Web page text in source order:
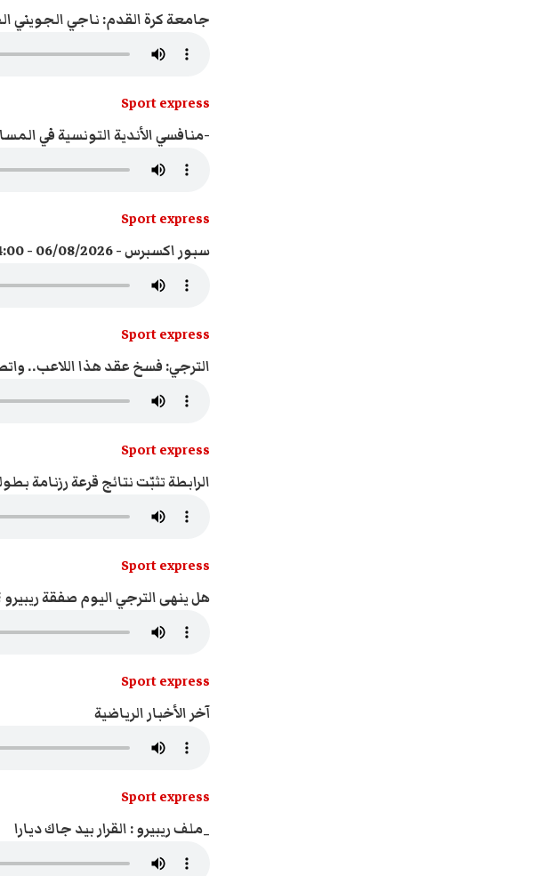
جامعة كرة القدم: ناجي الجويني
Sport express
-منافسي الأندية التونسية في
Sport express
سبور اكسبرس - 06/08/2026 - 14:00
Sport express
الترجي: فسخ عقد هذا اللاعب..
Sport express
الرابطة تثبّت نتائج قرعة رزنامة
Sport express
هل ينهى الترجي اليوم صفقة ريبيرو
Sport express
آخر الأخبار الرياضية
Sport express
_ملف ريبيرو : القرار بيد جاك ديارا